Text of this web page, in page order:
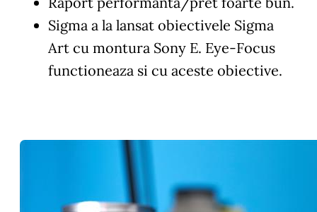
Sigma a la lansat obiectivele Sigma
Art cu montura Sony E. Eye-Focus
functioneaza si cu aceste obiective.